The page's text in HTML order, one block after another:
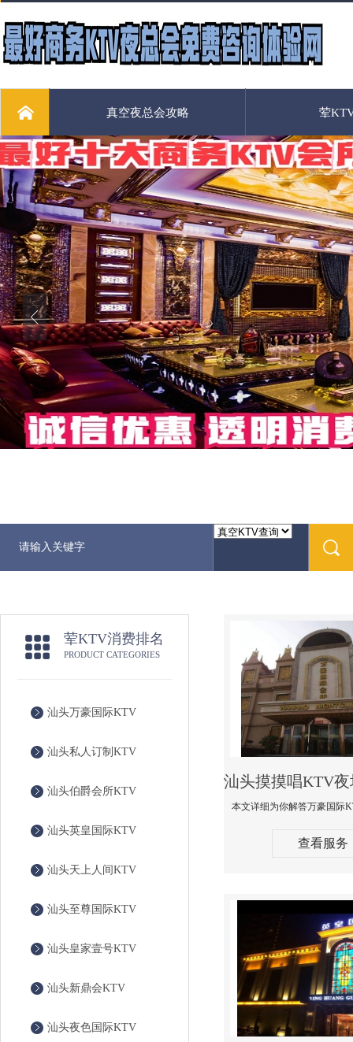
真空夜总会攻略 荤
荤KTV消费排名
PRODUCT CATEGORIES
汕头万豪国际KTV
汕头私人订制KTV
汕头伯爵会所KTV
汕头英皇国际KTV
汕头天上人间KTV
汕头至尊国际KTV
汕头皇家壹号KTV
汕头新鼎会KTV
汕头夜色国际KTV
查看服务